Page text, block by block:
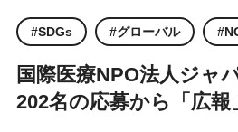
SDGs グローバル
国際医療NPO法人ジャ
202名の応募から「広報